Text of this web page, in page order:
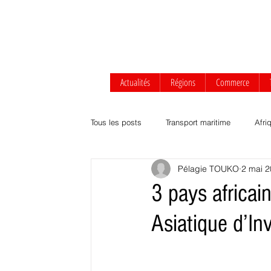
Actualités Régions Commerce
Tous les posts Transport maritime
Afrique centrale Afrique de l'Ouest
Transport routier & ferroviaire
3 pays
Asiatique
Pélagie TOUKO 2 mai